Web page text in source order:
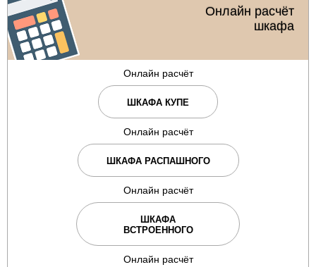
Онлайн расчёт
шкафа
Онлайн расчёт
ШКАФА КУПЕ
Онлайн расчёт
ШКАФА РАСПАШНОГО
Онлайн расчёт
ШКАФА
ВСТРОЕННОГО
Онлайн расчёт